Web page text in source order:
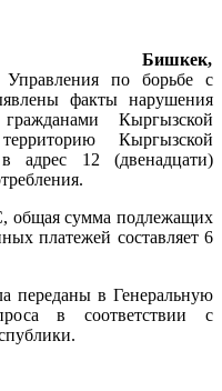
Бишкек,
Управления по борьбе с
факты нарушения
гражданами Кыргызской
Кыргызской
адрес 12 (двенадцати)
общая сумма подлежащих
платежей составляет 6
переданы в Генеральную
в соответствии с